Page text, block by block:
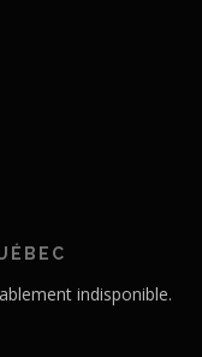
indisponible.